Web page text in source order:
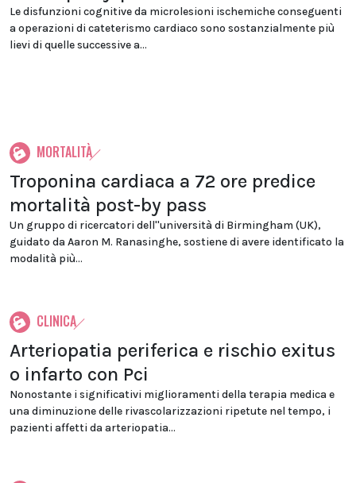
Le disfunzioni cognitive da microlesioni ischemiche conseguenti
a operazioni di cateterismo cardiaco sono sostanzialmente più
lievi di quelle successive a...
MORTALITÀ
Troponina cardiaca a 72 ore predice
mortalità post-by pass
Un gruppo di ricercatori dell''università di Birmingham (UK),
guidato da Aaron M. Ranasinghe, sostiene di avere identificato la
modalità più...
CLINICA
Arteriopatia periferica e rischio exitus
o infarto con Pci
Nonostante i significativi miglioramenti della terapia medica e
una diminuzione delle rivascolarizzazioni ripetute nel tempo, i
pazienti affetti da arteriopatia...